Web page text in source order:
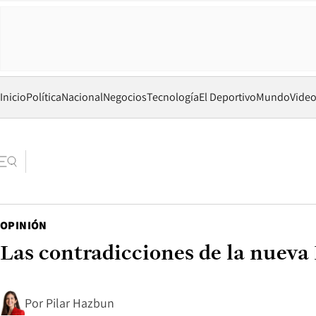
InicioPolíticaNacionalNegociosTecnologíaEl DeportivoMundo
OPINIÓN
Las contradicciones de la
Por Pilar Hazbun